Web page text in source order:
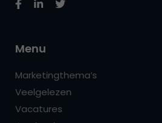
Menu
Marketingthema’s
Veelgelezen
Vacatures